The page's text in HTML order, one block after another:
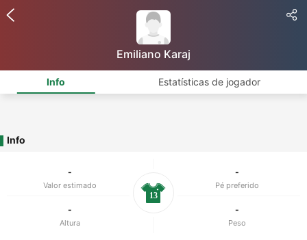
Emiliano Karaj
Info Estatísticas de jogador
Info
-
Valor estimado
-
Pé preferido
-
Altura
-
Peso
13